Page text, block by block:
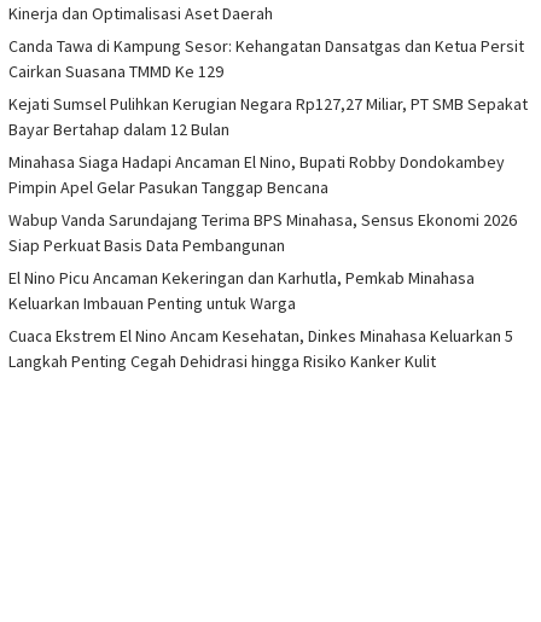
Kinerja dan Optimalisasi Aset Daerah
Canda Tawa di Kampung Sesor: Kehangatan Dansatgas dan Ketua Persit
Cairkan Suasana TMMD Ke 129
Kejati Sumsel Pulihkan Kerugian Negara Rp127,27 Miliar, PT SMB Sepakat
Bayar Bertahap dalam 12 Bulan
Minahasa Siaga Hadapi Ancaman El Nino, Bupati Robby Dondokambey
Pimpin Apel Gelar Pasukan Tanggap Bencana
Wabup Vanda Sarundajang Terima BPS Minahasa, Sensus Ekonomi 2026
Siap Perkuat Basis Data Pembangunan
El Nino Picu Ancaman Kekeringan dan Karhutla, Pemkab Minahasa
Keluarkan Imbauan Penting untuk Warga
Cuaca Ekstrem El Nino Ancam Kesehatan, Dinkes Minahasa Keluarkan 5
Langkah Penting Cegah Dehidrasi hingga Risiko Kanker Kulit